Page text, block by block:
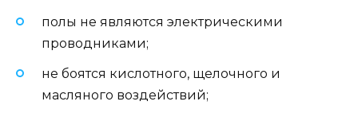
полы не являются электрическими
проводниками;
не боятся кислотного, щелочного и
масляного воздействий;